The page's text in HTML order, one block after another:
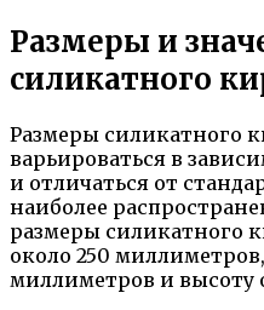
Размеры и
силикатного
Размеры силикатного
варьироваться в
и отличаться от
наиболее
размеры силикатного
около 250
миллиметров и высоту